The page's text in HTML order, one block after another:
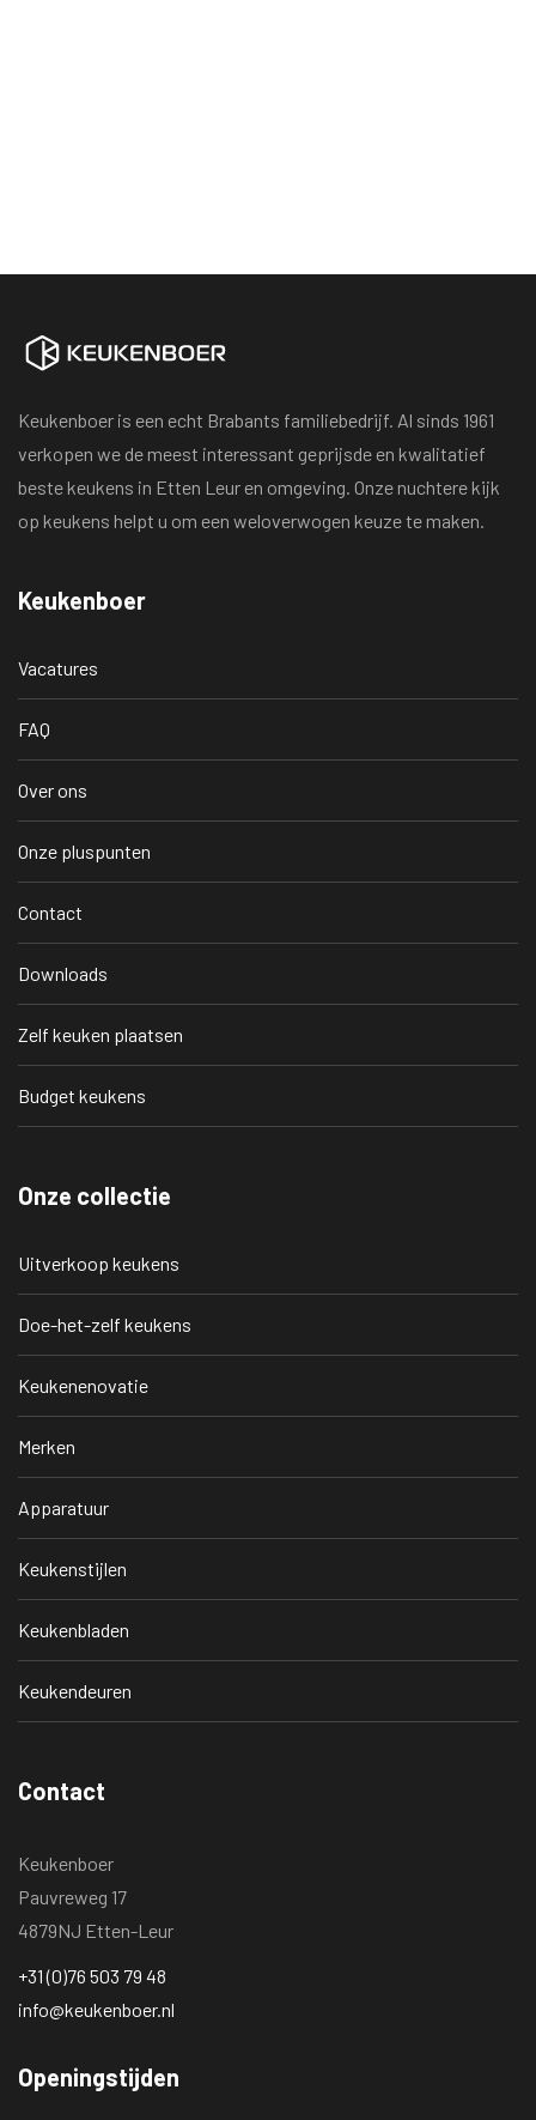
Keukenboer is een echt Brabants familiebedrijf. Al sinds 1961
verkopen we de meest interessant geprijsde en kwalitatief
beste keukens in Etten Leur en omgeving. Onze nuchtere kijk
op keukens helpt u om een weloverwogen keuze te maken.
Keukenboer
Vacatures
FAQ
Over ons
Onze pluspunten
Contact
Downloads
Zelf keuken plaatsen
Budget keukens
Onze collectie
Uitverkoop keukens
Doe-het-zelf keukens
Keukenenovatie
Merken
Apparatuur
Keukenstijlen
Keukenbladen
Keukendeuren
Contact
Keukenboer
Pauvreweg 17
4879NJ Etten-Leur
+31 (0)76 503 79 48
info@keukenboer.nl
Openingstijden